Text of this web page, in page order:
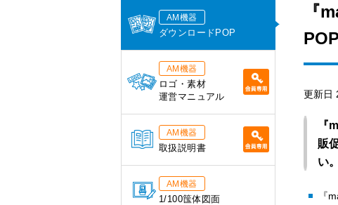
『
更新日
『
販
い。
『
AM機器
ダウンロードPOP
AM機器
ロゴ・素材
運営マニュアル
AM機器
取扱説明書
AM機器
1/100筺体図面